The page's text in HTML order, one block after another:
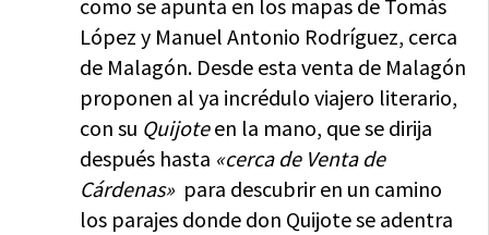
como se apunta en los mapas de Tomás
López y Manuel Antonio Rodríguez, cerca
de Malagón. Desde esta venta de Malagón
proponen al ya incrédulo viajero literario,
con su Quijoteen la mano, que se dirija
después hasta «cerca de Venta de
Cárdenas» para descubrir en un camino
los parajes donde don Quijote se adentra